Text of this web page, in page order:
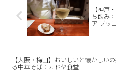
【神戸
ち飲み
ア ブッ
【大阪・梅田】おいしいと懐かしい
る中華そば：カドヤ食堂